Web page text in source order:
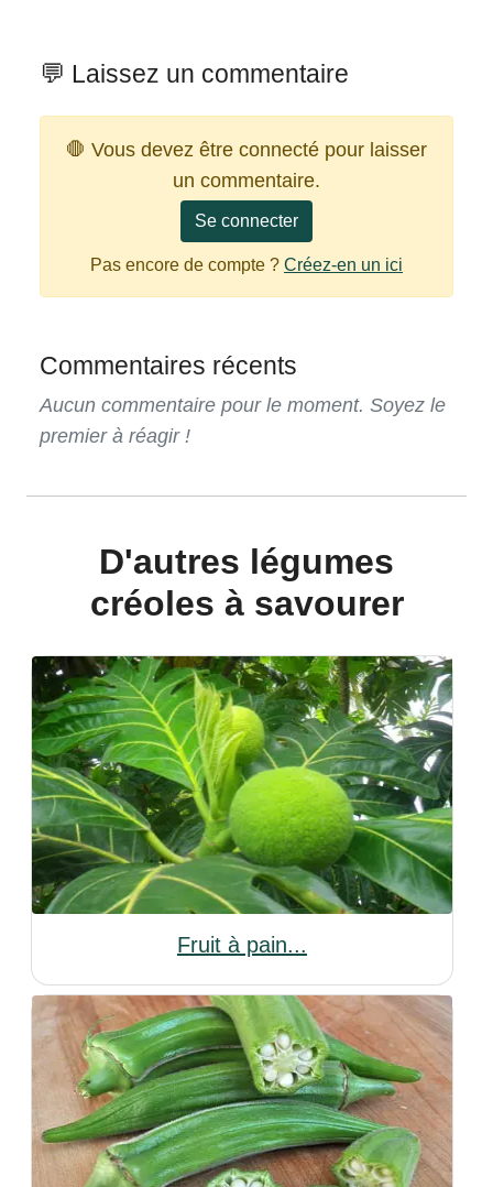
💬 Laissez un commentaire
🛑 Vous devez être connecté pour laisser
un commentaire.
Se connecter
Pas encore de compte ? Créez-en un ici
Commentaires récents
Aucun commentaire pour le moment. Soyez le
premier à réagir !
D'autres légumes
créoles à savourer
Fruit à pain...